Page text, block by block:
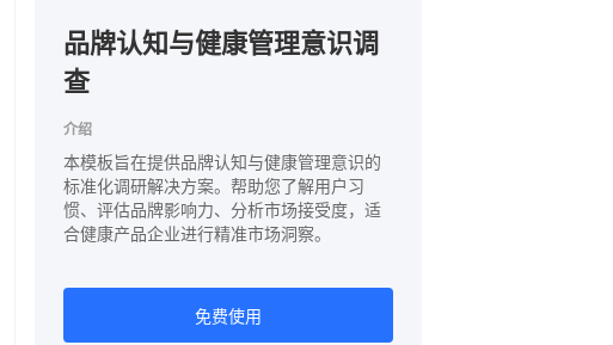
品牌认知与健康管理意识调
查
介绍
本模板旨在提供品牌认知与健康管理意识的
标准化调研解决方案。帮助您了解用户习
惯、评估品牌影响力、分析市场接受度，适
合健康产品企业进行精准市场洞察。
免费使用